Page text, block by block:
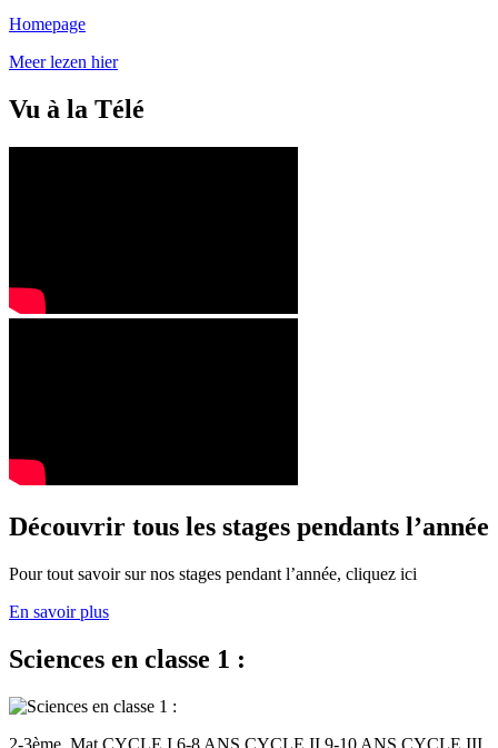
Homepage
Meer lezen hier
Vu à la Télé
Découvrir tous les stages pendants l’année
Pour tout savoir sur nos stages pendant l’année, cliquez ici
En savoir plus
Sciences en classe 1 :
2-3ème. Mat CYCLE I 6-8 ANS CYCLE II 9-10 ANS CYCLE III